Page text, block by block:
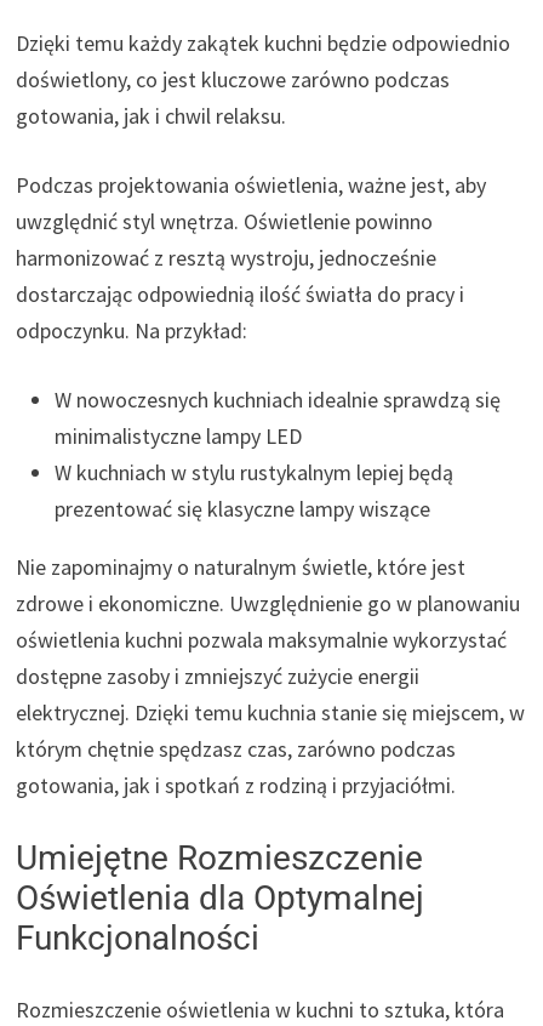
Dzięki temu każdy zakątek kuchni będzie odpowiednio
doświetlony, co jest kluczowe zarówno podczas
gotowania, jak i chwil relaksu.
Podczas projektowania oświetlenia, ważne jest, aby
uwzględnić styl wnętrza. Oświetlenie powinno
harmonizować z resztą wystroju, jednocześnie
dostarczając odpowiednią ilość światła do pracy i
odpoczynku. Na przykład:
W nowoczesnych kuchniach idealnie sprawdzą się
minimalistyczne lampy LED
W kuchniach w stylu rustykalnym lepiej będą
prezentować się klasyczne lampy wiszące
Nie zapominajmy o naturalnym świetle, które jest
zdrowe i ekonomiczne. Uwzględnienie go w planowaniu
oświetlenia kuchni pozwala maksymalnie wykorzystać
dostępne zasoby i zmniejszyć zużycie energii
elektrycznej. Dzięki temu kuchnia stanie się miejscem, w
którym chętnie spędzasz czas, zarówno podczas
gotowania, jak i spotkań z rodziną i przyjaciółmi.
Umiejętne Rozmieszczenie
Oświetlenia dla Optymalnej
Funkcjonalności
Rozmieszczenie oświetlenia w kuchni to sztuka, która